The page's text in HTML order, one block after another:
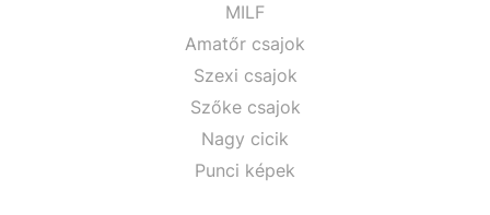
MILF
Amatőr csajok
Szexi csajok
Szőke csajok
Nagy cicik
Punci képek